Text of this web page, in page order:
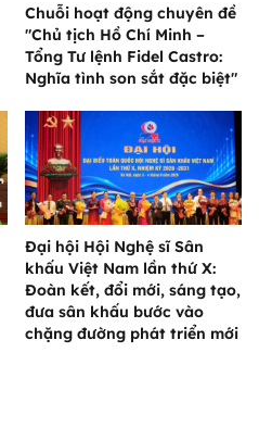
Chuỗi hoạt động chuyên đề
"Chủ tịch Hồ Chí Minh –
Tổng Tư lệnh Fidel Castro:
Nghĩa tình son sắt đặc biệt"
Đại hội Hội Nghệ sĩ Sân
khấu Việt Nam lần thứ X:
Đoàn kết, đổi mới, sáng tạo,
đưa sân khấu bước vào
chặng đường phát triển mới